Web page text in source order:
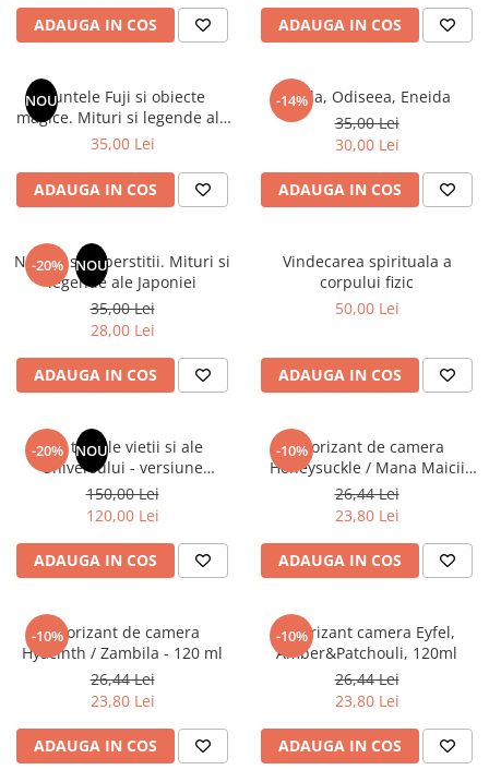
Minte Corp
New Illuminati Files
Numerologie
Paranormal
Parapsihologie
Ramtha
Audiobook
ReConnect
Religie
Crestinism
ScienceConnection
SelfConnect
Vindecare Spirituala
Sanatate
Masaj
Medicina & Farmacie
Medicina Pentru Toti
SealfHealing
Sport
ADAUGA IN COS ADAUGA IN COS
NOUMuntele Fuji si obiecte
magice. Mituri si legende ale
Japoniei
35,00 Lei
ADAUGA IN COS
-14%
Iliada, Odiseea, Eneida
35,00 Lei
30,00 Lei
ADAUGA IN COS
-20% NOU
Natura si superstitii. Mituri si
legende ale Japoniei
35,00 Lei
28,00 Lei
ADAUGA IN COS
Vindecarea spirituala a
corpului fizic
50,00 Lei
ADAUGA IN COS
-20% NOU
Din tainele vietii si ale
Universului - versiune
originala din 1939. Volumele I-
III. Cutie de colectie -Scarlat
Demetrescu
150,00 Lei
120,00 Lei
ADAUGA IN COS
-10%
Odorizant de camera
Honeysuckle / Mana Maicii
Domnului - 120 ml
26,44 Lei
23,80 Lei
ADAUGA IN COS
-10%
Odorizant de camera
Hyacinth / Zambila - 120 ml
26,44 Lei
23,80 Lei
ADAUGA IN COS
-10%
Odorizant camera Eyfel,
Amber&Patchouli, 120ml
26,44 Lei
23,80 Lei
ADAUGA IN COS